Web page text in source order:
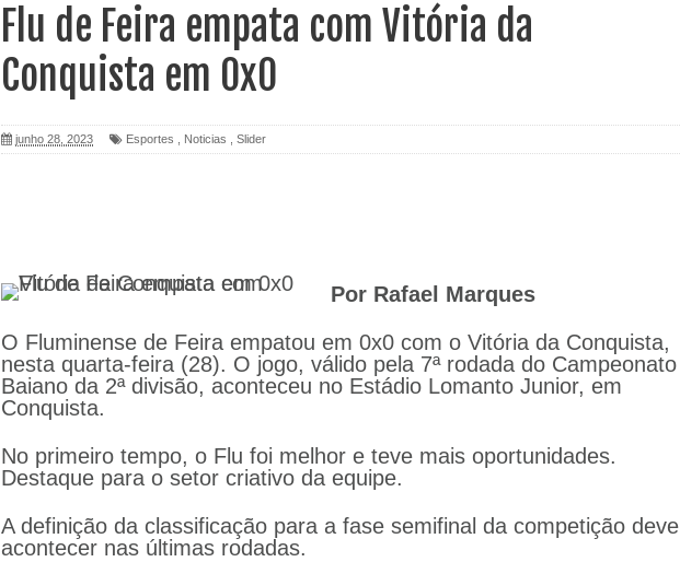
Flu de Feira empata com Vitória da
Conquista em 0x0
junho 28, 2023 Esportes Noticias Slider
Por Rafael Marques
O Fluminense de Feira empatou em 0x0 com o Vitória da Conquista,
nesta quarta-feira (28). O jogo, válido pela 7ª rodada do Campeonato
Baiano da 2ª divisão, aconteceu no Estádio Lomanto Junior, em
Conquista.
No primeiro tempo, o Flu foi melhor e teve mais oportunidades.
Destaque para o setor criativo da equipe.
A definição da classificação para a fase semifinal da competição deve
acontecer nas últimas rodadas.